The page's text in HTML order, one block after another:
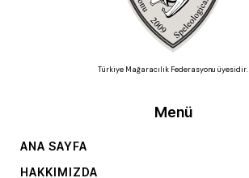
Türkiye Mağaracılık Federasyonu üyesidir.
Menü
ANA SAYFA
HAKKIMIZDA